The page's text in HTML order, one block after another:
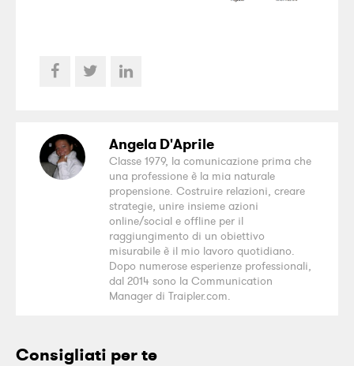
Angela D'Aprile
Classe 1979, la comunicazione prima che
una professione è la mia naturale
propensione. Costruire relazioni, creare
strategie, unire insieme azioni
online/social e offline per il
raggiungimento di un obiettivo
misurabile è il mio lavoro quotidiano.
Dopo numerose esperienze professionali,
dal 2014 sono la Communication
Manager di Traipler.com.
Consigliati per te